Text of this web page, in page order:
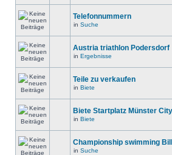
Telefonnummern
in Suche
Austria triathlon Podersdorf
in Ergebnisse
Teile zu verkaufen
in Biete
Biete Startplatz Münster
in Biete
Championship swimming
in Suche